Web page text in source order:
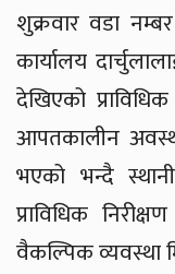
शुक्रवार वडा
कार्यालय
देखिएको
आपतकालीन
भएको भन्दै
प्राविधिक
वैकल्पिक व्यवस्था